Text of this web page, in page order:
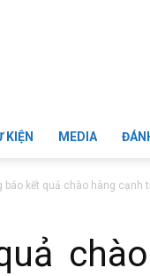
KIỆN MEDIA
báo kết quả chào hàng cạnh